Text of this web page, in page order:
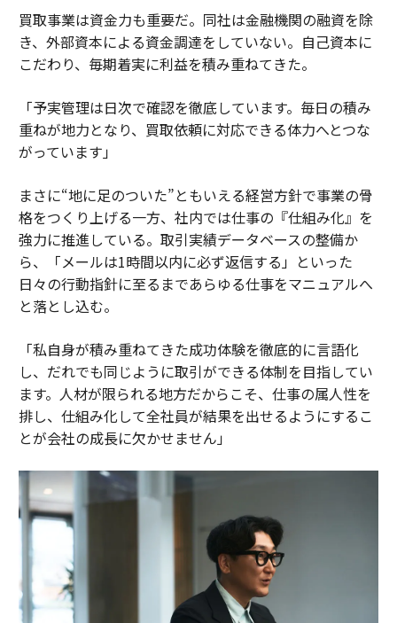
買取事業は資金力も重要だ。同社は金融機関の融資を除
き、外部資本による資金調達をしていない。自己資本に
こだわり、毎期着実に利益を積み重ねてきた。
「予実管理は日次で確認を徹底しています。毎日の積み
重ねが地力となり、買取依頼に対応できる体力へとつな
がっています」
まさに“地に足のついた”ともいえる経営方針で事業の骨
格をつくり上げる一方、社内では仕事の『仕組み化』を
強力に推進している。取引実績データベースの整備か
ら、「メールは1時間以内に必ず返信する」といった
日々の行動指針に至るまであらゆる仕事をマニュアルへ
と落とし込む。
「私自身が積み重ねてきた成功体験を徹底的に言語化
し、だれでも同じように取引ができる体制を目指してい
ます。人材が限られる地方だからこそ、仕事の属人性を
排し、仕組み化して全社員が結果を出せるようにするこ
とが会社の成長に欠かせません」